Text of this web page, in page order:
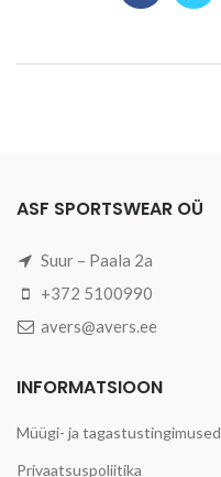
ASF SPORTSWEAR OÜ
Suur – Paala 2a
+372 5100990
avers@avers.ee
INFORMATSIOON
Müügi- ja tagastustingimused
Privaatsuspoliitika